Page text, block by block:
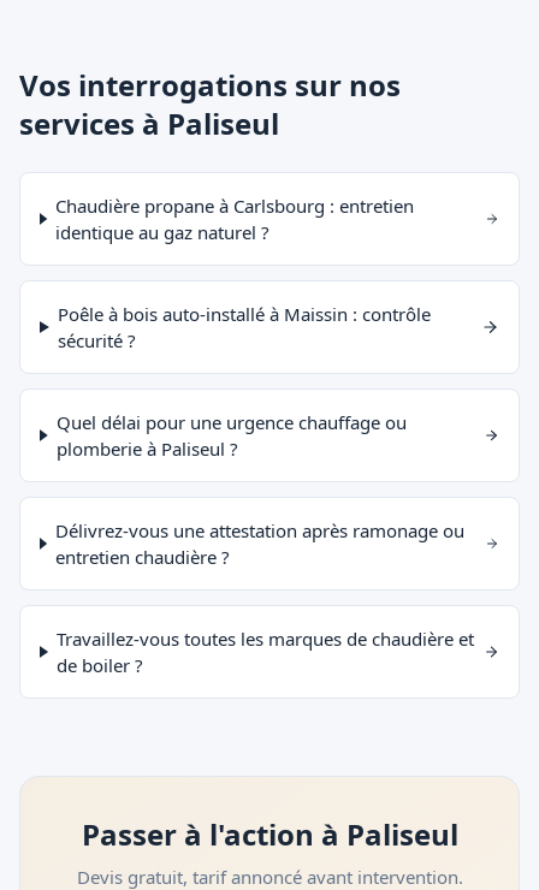
Vos interrogations sur nos
services à Paliseul
Chaudière propane à Carlsbourg : entretien
identique au gaz naturel ?
Poêle à bois auto-installé à Maissin : contrôle
sécurité ?
Quel délai pour une urgence chauffage ou
plomberie à Paliseul ?
Délivrez-vous une attestation après ramonage ou
entretien chaudière ?
Travaillez-vous toutes les marques de chaudière et
de boiler ?
Passer à l'action à Paliseul
Devis gratuit, tarif annoncé avant intervention.